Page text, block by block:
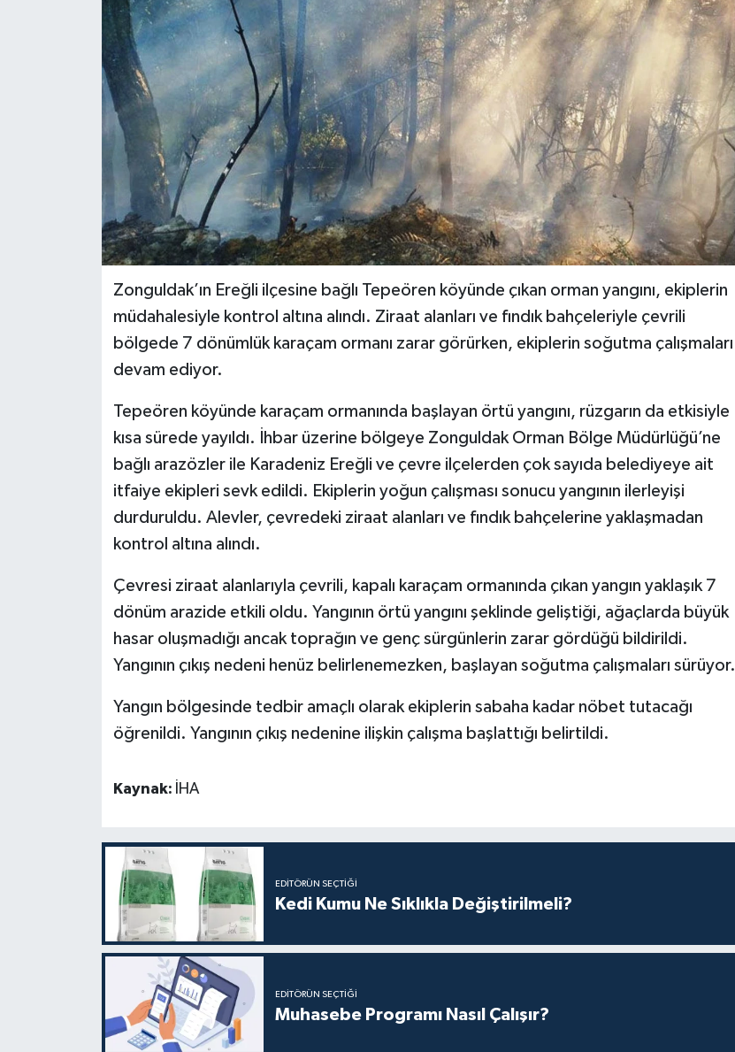
Zonguldak’ın Ereğli ilçesine bağlı Tepeören köyünde çıkan orman yangını, ekiplerin
müdahalesiyle kontrol altına alındı. Ziraat alanları ve fındık bahçeleriyle çevrili
bölgede 7 dönümlük karaçam ormanı zarar görürken, ekiplerin soğutma çalışmaları
devam ediyor.
Tepeören köyünde karaçam ormanında başlayan örtü yangını, rüzgarın da etkisiyle
kısa sürede yayıldı. İhbar üzerine bölgeye Zonguldak Orman Bölge Müdürlüğü’ne
bağlı arazözler ile Karadeniz Ereğli ve çevre ilçelerden çok sayıda belediyeye ait
itfaiye ekipleri sevk edildi. Ekiplerin yoğun çalışması sonucu yangının ilerleyişi
durduruldu. Alevler, çevredeki ziraat alanları ve fındık bahçelerine yaklaşmadan
kontrol altına alındı.
Çevresi ziraat alanlarıyla çevrili, kapalı karaçam ormanında çıkan yangın yaklaşık 7
dönüm arazide etkili oldu. Yangının örtü yangını şeklinde geliştiği, ağaçlarda büyük
hasar oluşmadığı ancak toprağın ve genç sürgünlerin zarar gördüğü bildirildi.
Yangının çıkış nedeni henüz belirlenemezken, başlayan soğutma çalışmaları sürüyor.
Yangın bölgesinde tedbir amaçlı olarak ekiplerin sabaha kadar nöbet tutacağı
öğrenildi. Yangının çıkış nedenine ilişkin çalışma başlattığı belirtildi.
Kaynak: İHA
EDITÖRÜN SEÇTIĞI
Kedi Kumu Ne Sıklıkla Değiştirilmeli?
EDITÖRÜN SEÇTIĞI
Muhasebe Programı Nasıl Çalışır?
Bilim veTeknoloji
Magazin
Günün Haberleri
Tüm Makaleler
Tüm Haberler
Videolu Haberler
Tüm Haberler